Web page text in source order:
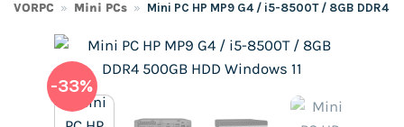
VORPC » Mini PCs » Mini PC HP MP9 G4 / i5-8500T / 8GB DDR4
-33%